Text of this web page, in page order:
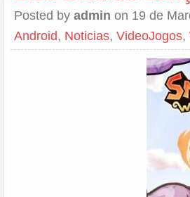
Posted by admin on 19 de
Android, Noticias, VideoJogos,